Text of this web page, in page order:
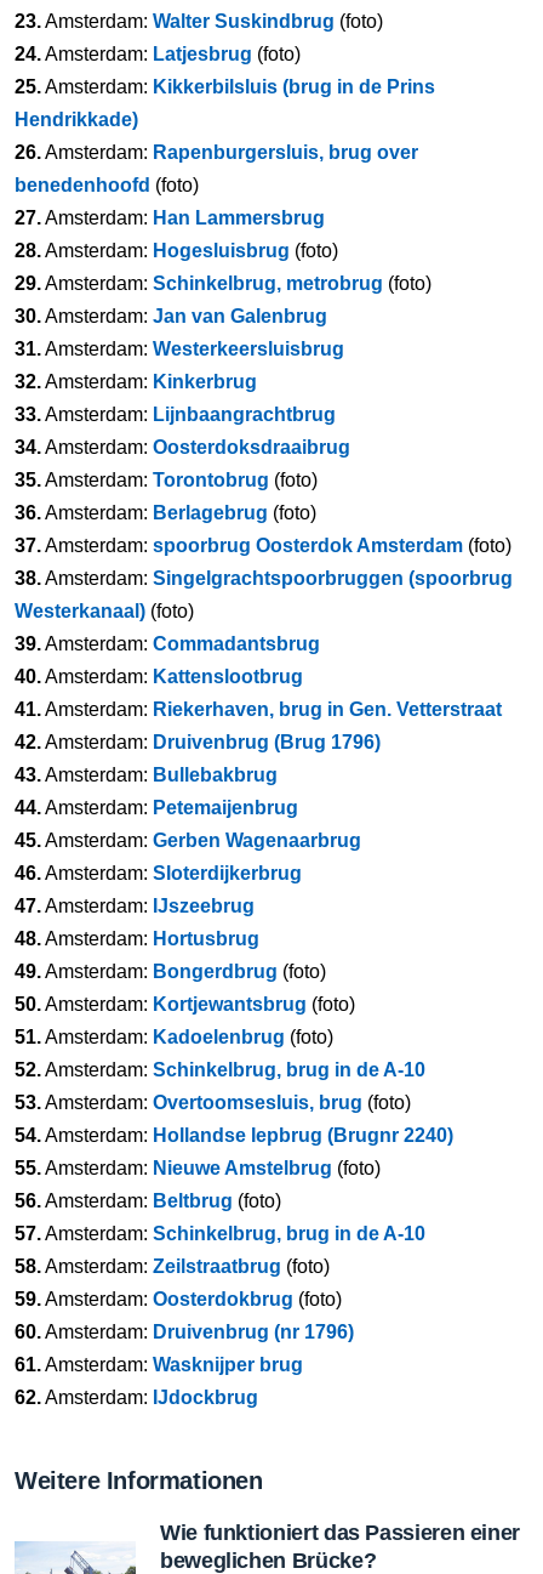
23.Amsterdam: Walter Suskindbrug (foto)
24.Amsterdam: Latjesbrug (foto)
25.Amsterdam: Kikkerbilsluis (brug in de Prins
Hendrikkade)
26.Amsterdam: Rapenburgersluis, brug over
benedenhoofd (foto)
27.Amsterdam: Han Lammersbrug
28.Amsterdam: Hogesluisbrug (foto)
29.Amsterdam: Schinkelbrug, metrobrug (foto)
30.Amsterdam: Jan van Galenbrug
31.Amsterdam: Westerkeersluisbrug
32.Amsterdam: Kinkerbrug
33.Amsterdam: Lijnbaangrachtbrug
34.Amsterdam: Oosterdoksdraaibrug
35.Amsterdam: Torontobrug (foto)
36.Amsterdam: Berlagebrug (foto)
37.Amsterdam: spoorbrug Oosterdok Amsterdam (foto)
38.Amsterdam: Singelgrachtspoorbruggen (spoorbrug
Westerkanaal) (foto)
39.Amsterdam: Commadantsbrug
40.Amsterdam: Kattenslootbrug
41.Amsterdam: Riekerhaven, brug in Gen. Vetterstraat
42.Amsterdam: Druivenbrug (Brug 1796)
43.Amsterdam: Bullebakbrug
44.Amsterdam: Petemaijenbrug
45.Amsterdam: Gerben Wagenaarbrug
46.Amsterdam: Sloterdijkerbrug
47.Amsterdam: IJszeebrug
48.Amsterdam: Hortusbrug
49.Amsterdam: Bongerdbrug (foto)
50.Amsterdam: Kortjewantsbrug (foto)
51.Amsterdam: Kadoelenbrug (foto)
52.Amsterdam: Schinkelbrug, brug in de A-10
53.Amsterdam: Overtoomsesluis, brug (foto)
54.Amsterdam: Hollandse Iepbrug (Brugnr 2240)
55.Amsterdam: Nieuwe Amstelbrug (foto)
56.Amsterdam: Beltbrug (foto)
57.Amsterdam: Schinkelbrug, brug in de A-10
58.Amsterdam: Zeilstraatbrug (foto)
59.Amsterdam: Oosterdokbrug (foto)
60.Amsterdam: Druivenbrug (nr 1796)
61.Amsterdam: Wasknijper brug
62.Amsterdam: IJdockbrug
Weitere Informationen
Wie funktioniert das Passieren einer
beweglichen Brücke?